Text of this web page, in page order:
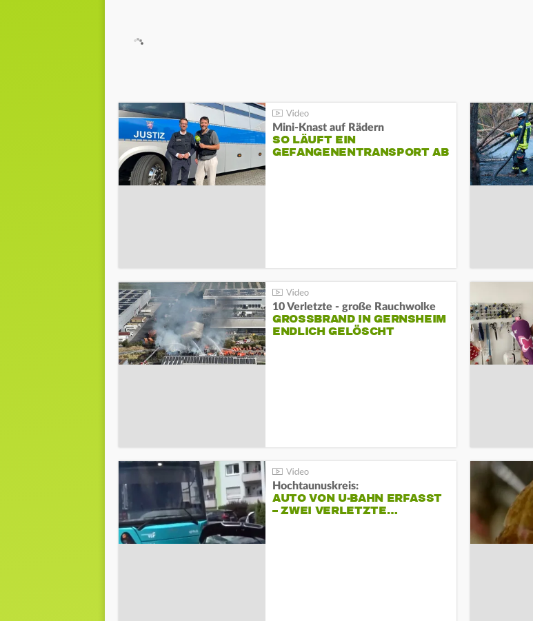
Mini-Knast auf Rädern
SO LÄUFT EIN
GEFANGENENTRANSPORT AB
10 Verletzte - große Rauchwolke
GROSSBRAND IN GERNSHEIM E
NDLICH GELÖSCHT
Hochtaunuskreis:
AUTO VON U-BAHN ERFASST
– ZWEI VERLETZTE…